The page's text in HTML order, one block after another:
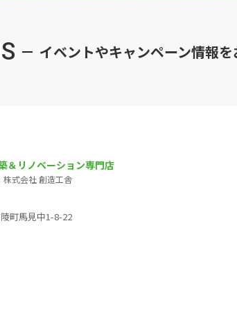
イベントやキャンペーン情報
＆リノベーション専門店
株式会社 創造工舎
町馬見中1-8-22